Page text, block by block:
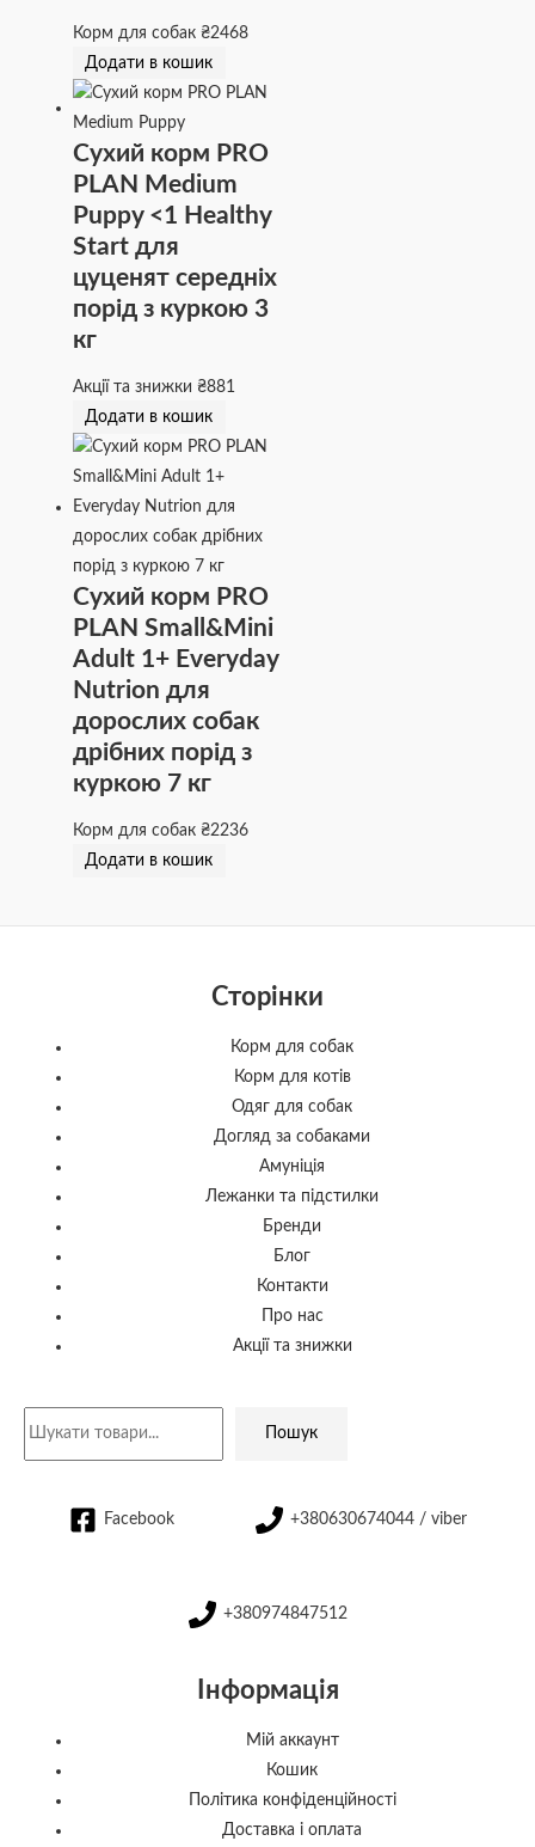
Корм для собак₴2468
Додати в кошик
Сухий корм PRO
PLAN Medium
Puppy <1 Healthy
Start для
цуценят середніх
порід з куркою 3
кг
Акції та знижки₴881
Додати в кошик
Сухий корм PRO
PLAN Small&Mini
Adult 1+ Everyday
Nutrion для
дорослих собак
дрібних порід з
куркою 7 кг
Корм для собак₴2236
Додати в кошик
Сторінки
Корм для собак
Корм для котів
Одяг для собак
Догляд за собаками
Амуніція
Лежанки та підстилки
Бренди
Блог
Контакти
Про нас
Акції та знижки
Пошук
Facebook +380630674044 / viber
+380974847512
Інформація
Мій аккаунт
Кошик
Політика конфіденційності
Доставка і оплата